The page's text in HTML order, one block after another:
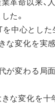
た。
を中心とし
な変化を実
が変わる局
な変化を十